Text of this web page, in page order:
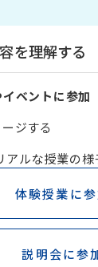
を理解する
ベントに参加
ジする
ルな授業の様
体験授業に参
説明会に参